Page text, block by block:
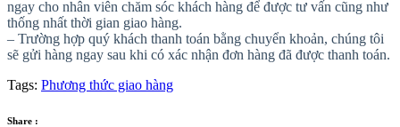
ngay cho nhân viên chăm sóc khách hàng để được tư vấn cũng như
thống nhất thời gian giao hàng.
– Trường hợp quý khách thanh toán bằng chuyển khoản, chúng tôi
sẽ gửi hàng ngay sau khi có xác nhận đơn hàng đã được thanh toán.
Tags: Phương thức giao hàng
Share :